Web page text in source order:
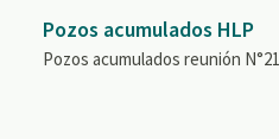
Pozos acumulados HLP
Pozos acumulados reunión